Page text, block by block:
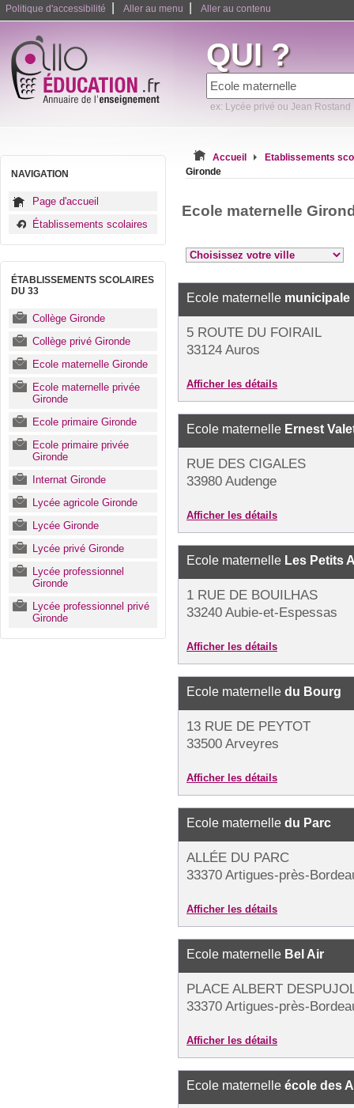
Politique d'accessibilité Aller au menu Aller au contenu
QUI ?
ex: Lycée privé ou Jean Rostand
NAVIGATION
Page d'accueil
Établissements scolaires
ÉTABLISSEMENTS SCOLAIRES
DU 33
Collège Gironde
Collège privé Gironde
Ecole maternelle Gironde
Ecole maternelle privée
Gironde
Ecole primaire Gironde
Ecole primaire privée
Gironde
Internat Gironde
Lycée agricole Gironde
Lycée Gironde
Lycée privé Gironde
Lycée professionnel
Gironde
Lycée professionnel privé
Gironde
Accueil
Etablissements
Gironde
Ecole maternelle
Ecole maternelle municipale
5 ROUTE DU FOIRAIL
33124 Auros
Afficher les détails
Ecole maternelle Ernest
RUE DES CIGALES
33980 Audenge
Afficher les détails
Ecole maternelle Les Petits
1 RUE DE BOUILHAS
33240 Aubie-et-Espessas
Afficher les détails
Ecole maternelle du Bourg
13 RUE DE PEYTOT
33500 Arveyres
Afficher les détails
Ecole maternelle du Parc
ALLÉE DU PARC
33370 Artigues-près-
Afficher les détails
Ecole maternelle Bel Air
PLACE ALBERT
33370 Artigues-près-
Afficher les détails
Ecole maternelle école des